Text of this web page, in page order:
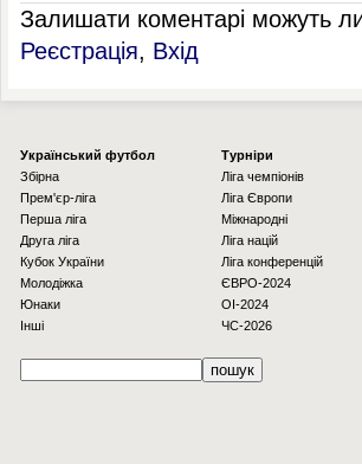
Залишати коментарі можуть
Реєстрація, Вхід
Українcький футбол
Збірна
Прем'єр-ліга
Перша ліга
Друга ліга
Кубок України
Молодіжка
Юнаки
Інші
Турніри
Ліга чемпіонів
Ліга Європи
Міжнародні
Ліга націй
Ліга конференцій
ЄВРО-2024
OI-2024
ЧС-2026